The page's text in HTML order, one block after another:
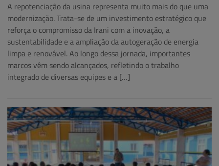
A repotenciação da usina representa muito mais do que uma
modernização. Trata-se de um investimento estratégico que
reforça o compromisso da Irani com a inovação, a
sustentabilidade e a ampliação da autogeração de energia
limpa e renovável. Ao longo dessa jornada, importantes
marcos vêm sendo alcançados, refletindo o trabalho
integrado de diversas equipes e a […]